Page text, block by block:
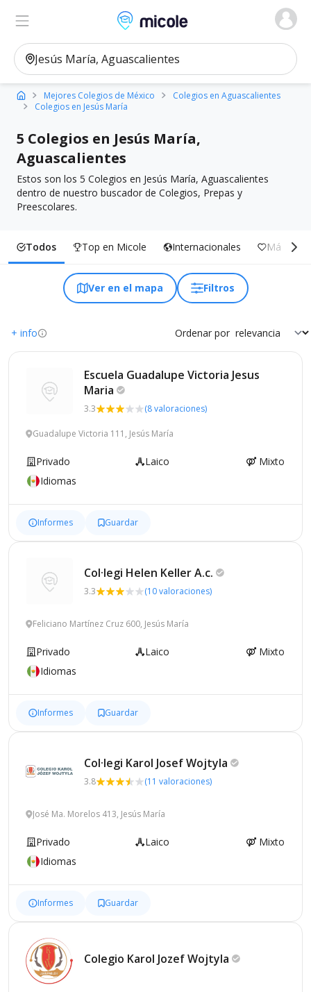
Micole, buscador de colegios
Ver en el mapa
Mejores Colegios de México
Colegios en Aguascalientes
Colegios en Jesús María
5 Colegios en Jesús María,
Aguascalientes
Estos son los 5 Colegios en Jesús María, Aguascalientes
dentro de nuestro buscador de Colegios, Prepas y
Preescolares.
Todos Top en Micole Internacionales Más
Ver en el mapa Filtros
+ info Ordenar por
Escuela Guadalupe Victoria Jesus
Maria
3.3 (8 valoraciones)
Guadalupe Victoria 111, Jesús María
Privado Laico
Mixto
Idiomas
Informes Guardar
Col·legi Helen KellerA.c.
3.3 (10 valoraciones)
Feliciano Martínez Cruz 600, Jesús María
Privado Laico
Mixto
Idiomas
Informes Guardar
Col·legi Karol JosefWojtyla
3.8 (11 valoraciones)
José Ma. Morelos 413, Jesús María
Privado Laico
Mixto
Idiomas
Informes Guardar
Colegio Karol JozefWojtyla